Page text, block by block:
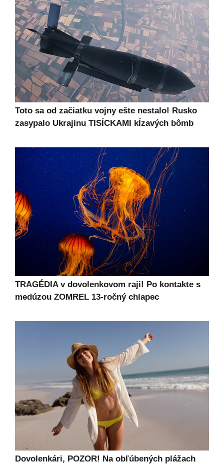
Toto sa od začiatku vojny ešte nestalo! Rusko
zasypalo Ukrajinu TISÍCKAMI kĺzavých bômb
TRAGÉDIA v dovolenkovom raji! Po kontakte s
medúzou ZOMREL 13-ročný chlapec
Dovolenkári, POZOR! Na obľúbených plážach